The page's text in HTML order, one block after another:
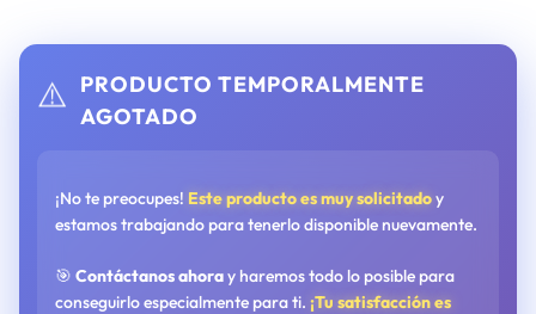
⚠️ PRODUCTO TEMPORALMENTE
AGOTADO
¡No te preocupes! Este producto es muy solicitadoy
estamos trabajando para tenerlo disponible nuevamente.
🎯 Contáctanos ahoray haremos todo lo posible para
conseguirlo especialmente para ti. ¡Tu satisfacción es